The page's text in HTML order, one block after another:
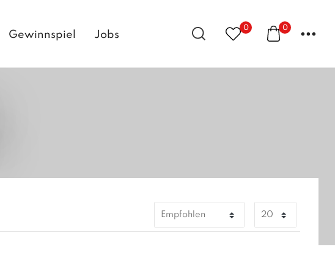
Gewinnspiel Jobs
0 0 ...